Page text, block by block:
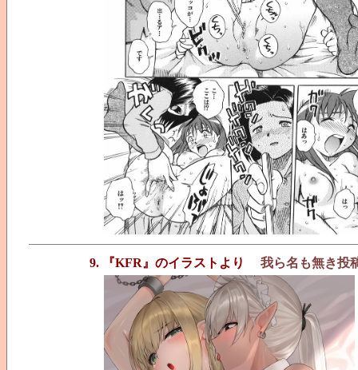
9. 『KFR』のイラストより 我ら名も無き投